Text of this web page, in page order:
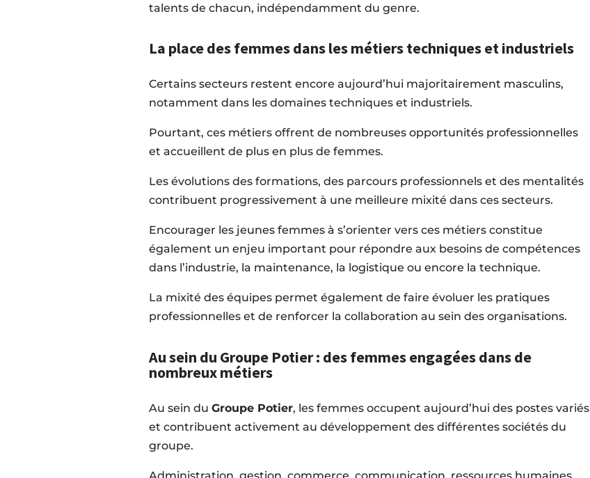
talents de chacun, indépendamment du genre.
La place des femmes dans les métiers techniques et industriels
Certains secteurs restent encore aujourd’hui majoritairement masculins,
notamment dans les domaines techniques et industriels.
Pourtant, ces métiers offrent de nombreuses opportunités professionnelles
et accueillent de plus en plus de femmes.
Les évolutions des formations, des parcours professionnels et des mentalités
contribuent progressivement à une meilleure mixité dans ces secteurs.
Encourager les jeunes femmes à s’orienter vers ces métiers constitue
également un enjeu important pour répondre aux besoins de compétences
dans l’industrie, la maintenance, la logistique ou encore la technique.
La mixité des équipes permet également de faire évoluer les pratiques
professionnelles et de renforcer la collaboration au sein des organisations.
Au sein du Groupe Potier : des femmes engagées dans de
nombreux métiers
Au sein du Groupe Potier, les femmes occupent aujourd’hui des postes variés
et contribuent activement au développement des différentes sociétés du
groupe.